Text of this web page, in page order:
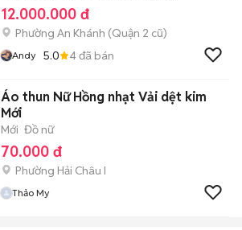
12.000.000 đ
Phường An Khánh (Quận 2 cũ)
Andy 5.0 4đã bán
Áo thun Nữ Hồng nhạt Vải dệt kim
Mới
Mới Đồ nữ
70.000 đ
Phường Hải Châu I
Thảo My